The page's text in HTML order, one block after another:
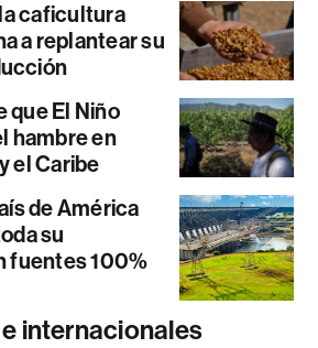
caficultura
a replantear su
que El Niño
hambre en
el Caribe
de América
su
fuentes 100%
internacionales